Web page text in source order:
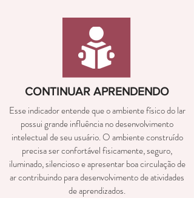
CONTINUAR APRENDENDO
Esse indicador entende que o ambiente físico do lar
possui grande influência no desenvolvimento
intelectual de seu usuário. O ambiente construído
precisa ser confortável fisicamente, seguro,
iluminado, silencioso e apresentar boa circulação de
ar contribuindo para desenvolvimento de atividades
de aprendizados.